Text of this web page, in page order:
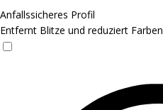
Anfallssicheres Profil
Entfernt Blitze und reduziert Farben